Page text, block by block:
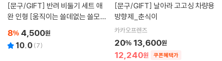
[문구/GIFT]
완 인형 [움직이는 쓸데없는 쓸모없
요없는 무쓸모 태엽]
8% 4,500원
10.0 (7)
[문구/GIFT]
방향제_춘식이
카카오프렌즈
12,240원 쿠폰혜택가
20% 13,600원